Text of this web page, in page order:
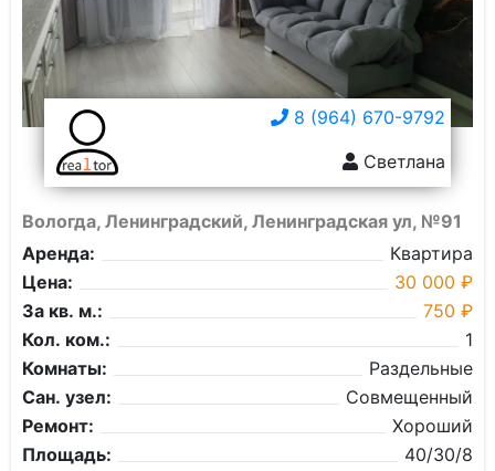
8 (964) 670-9792
Светлана
Вологда, Ленинградский, Ленинградская ул, №91
Аренда:
Квартира
Цена:
30 000 ₽
За кв. м.:
750 ₽
Кол. ком.:
1
Комнаты:
Раздельные
Сан. узел:
Совмещенный
Ремонт:
Хороший
Площадь:
40/30/8